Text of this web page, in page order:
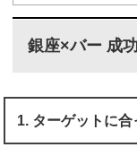
銀座×バー 成
1. ターゲットに